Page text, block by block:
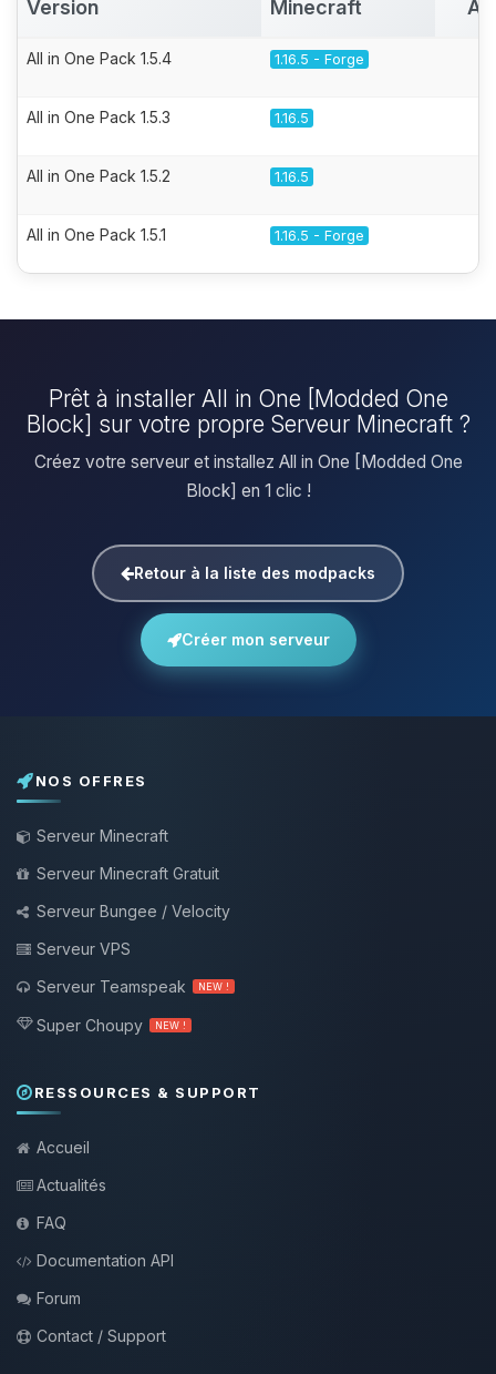
Version Minecraft
All in One Pack 1.5.4 1.16.5 - Forge
All in One Pack 1.5.3 1.16.5
All in One Pack 1.5.2 1.16.5
All in One Pack 1.5.1 1.16.5 - Forge
Prêt à installer All in One [Modded One
Block] sur votre propre Serveur Minecraft ?
Créez votre serveur et installez All in One [Modded One
Block] en 1 clic !
Retour à la liste des modpacks
Créer mon serveur
NOS OFFRES
Serveur Minecraft
Serveur Minecraft Gratuit
Serveur Bungee / Velocity
Serveur VPS
Serveur Teamspeak
NEW !
Super Choupy NEW !
RESSOURCES & SUPPORT
Accueil
Actualités
FAQ
Documentation API
Forum
Contact / Support